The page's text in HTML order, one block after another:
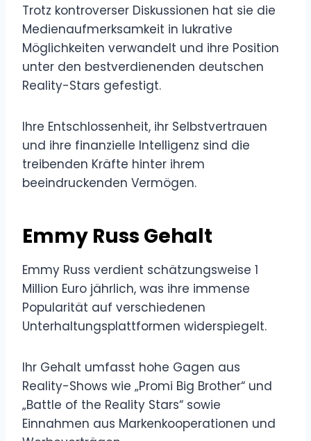
Trotz kontroverser Diskussionen hat sie die
Medienaufmerksamkeit in lukrative
Möglichkeiten verwandelt und ihre Position
unter den bestverdienenden deutschen
Reality-Stars gefestigt.
Ihre Entschlossenheit, ihr Selbstvertrauen
und ihre finanzielle Intelligenz sind die
treibenden Kräfte hinter ihrem
beeindruckenden Vermögen.
Emmy Russ Gehalt
Emmy Russ verdient schätzungsweise 1
Million Euro jährlich, was ihre immense
Popularität auf verschiedenen
Unterhaltungsplattformen widerspiegelt.
Ihr Gehalt umfasst hohe Gagen aus
Reality-Shows wie „Promi Big Brother“ und
„Battle of the Reality Stars“ sowie
Einnahmen aus Markenkooperationen und